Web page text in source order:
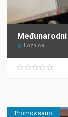
Loznica
Promovisano